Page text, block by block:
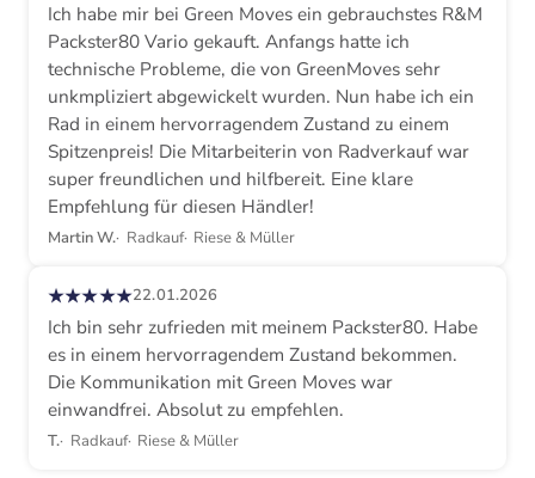
Ich habe mir bei Green Moves ein gebrauchstes R&M
Packster80 Vario gekauft. Anfangs hatte ich
technische Probleme, die von GreenMoves sehr
unkmpliziert abgewickelt wurden. Nun habe ich ein
Rad in einem hervorragendem Zustand zu einem
Spitzenpreis! Die Mitarbeiterin von Radverkauf war
super freundlichen und hilfbereit. Eine klare
Empfehlung für diesen Händler!
Martin W. Radkauf Riese & Müller
★★★★★22.01.2026
Ich bin sehr zufrieden mit meinem Packster80. Habe
es in einem hervorragendem Zustand bekommen.
Die Kommunikation mit Green Moves war
einwandfrei. Absolut zu empfehlen.
T. Radkauf Riese & Müller